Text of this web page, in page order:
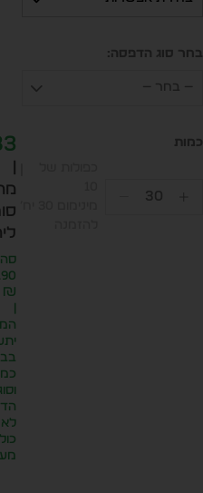
בחר סוג הדפסה:
— בחר —
₪
לא